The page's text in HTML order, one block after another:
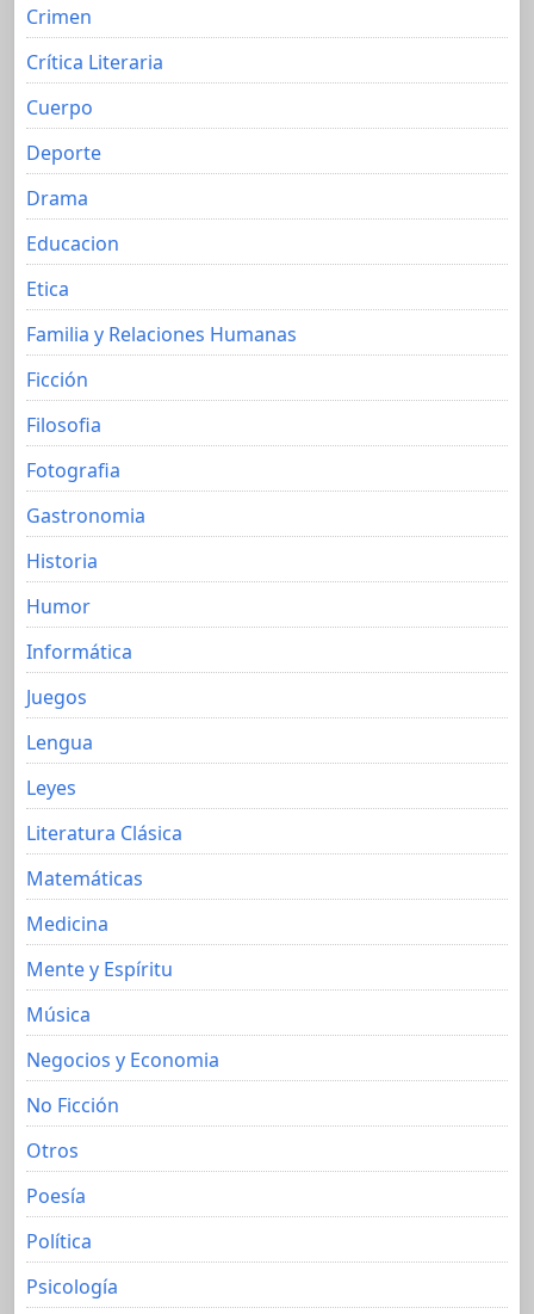
Crimen
Crítica Literaria
Cuerpo
Deporte
Drama
Educacion
Etica
Familia y Relaciones Humanas
Ficción
Filosofia
Fotografia
Gastronomia
Historia
Humor
Informática
Juegos
Lengua
Leyes
Literatura Clásica
Matemáticas
Medicina
Mente y Espíritu
Música
Negocios y Economia
No Ficción
Otros
Poesía
Política
Psicología